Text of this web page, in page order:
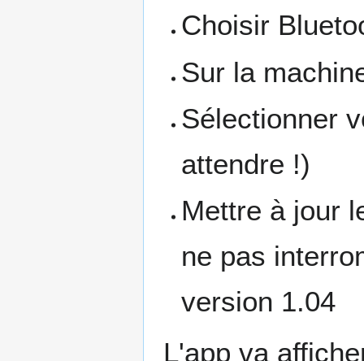
Choisir
Sur la
Sélectionner
attendre !)
Mettre à jour
ne pas
version 1.04
L'app va